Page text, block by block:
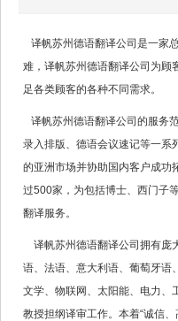
译帆苏州德语翻译公司是一家
难，译帆苏州德语翻译公司为顾
足各类顾客的各种不同需求。
译帆苏州德语翻译公司的服务
录入排版、德语会议速记等一系
的亚洲市场并协助国内客户成功
过500家，为包括博士、西门子
翻译服务。
译帆苏州德语翻译公司拥有庞
语、法语、意大利语、葡萄牙语
文学、物联网、太阳能、电力、
教授担纲译审工作。本着“诚信